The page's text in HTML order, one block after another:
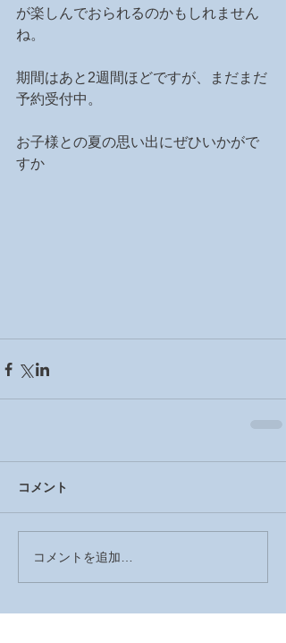
が楽しんでおられるのかもしれません
ね。
期間はあと2週間ほどですが、まだまだ
予約受付中。
お子様との夏の思い出にぜひいかがで
すか
コメント
コメントを追加…